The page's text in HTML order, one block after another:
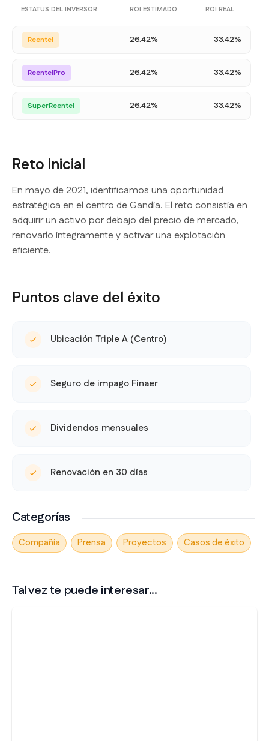
ESTATUS DEL INVERSOR ROI ESTIMADO ROI REAL
Reentel 26.42% 33.42%
ReentelPro 26.42% 33.42%
SuperReentel 26.42% 33.42%
Reto inicial
En mayo de 2021, identificamos una oportunidad
estratégica en el centro de Gandía. El reto consistía en
adquirir un activo por debajo del precio de mercado,
renovarlo íntegramente y activar una explotación
eficiente.
Puntos clave del éxito
Ubicación Triple A (Centro)
Seguro de impago Finaer
Dividendos mensuales
Renovación en 30 días
Categorías
Compañía Prensa Proyectos Casos de éxito
Tal vez te puede interesar...